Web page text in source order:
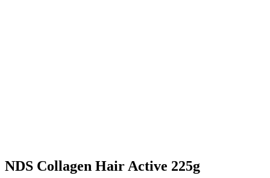
NDS Collagen Hair Active 225g